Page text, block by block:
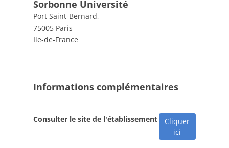
Sorbonne Université
Port Saint-Bernard,
75005 Paris
Ile-de-France
Informations complémentaires
Consulter le site de l'établissement
Cliquer
ici